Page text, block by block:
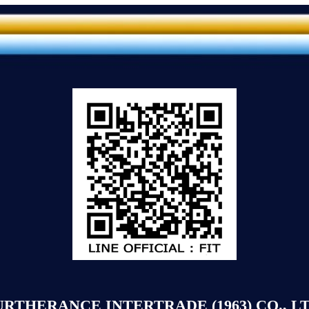
INTERTRADE (1963) CO.,